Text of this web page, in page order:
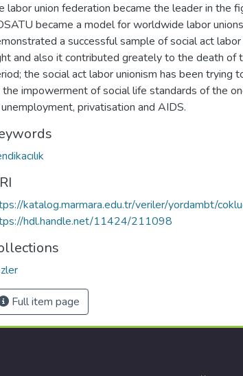
labor union federation became the leader in the
became a model for worldwide labor
a successful sample of social act
and also it contributed greately to the death of
the social act labor unionism has been trying
the impowerment of social life standards of the
privatisation and AIDS.
katalog.marmara.edu.tr/veriler/yordambt/
hdl.handle.net/11424/211098
Full item page